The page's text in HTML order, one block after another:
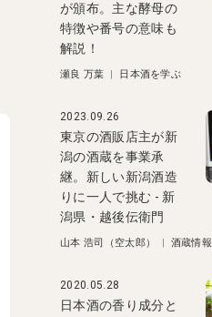
が頒布。主な酵母の
特徴や番号の意味も
解説！
瀬良 万葉 | 日本酒を学ぶ
2023.09.26
東京の酒販店主が新
潟の酒蔵を事業承
継。新しい新潟酒造
りに一人で挑む - 新
潟県・越後伝衛門
山本 浩司（空太郎） | 酒蔵情報
2020.05.28
日本酒の香り成分と